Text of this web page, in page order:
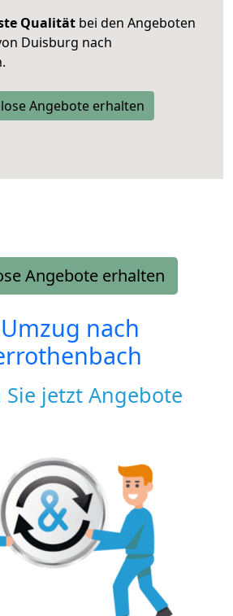
Qualität bei den Angeboten
Duisburg nach
Angebote erhalten
Angebote erhalten
nach
Sie jetzt Angebote